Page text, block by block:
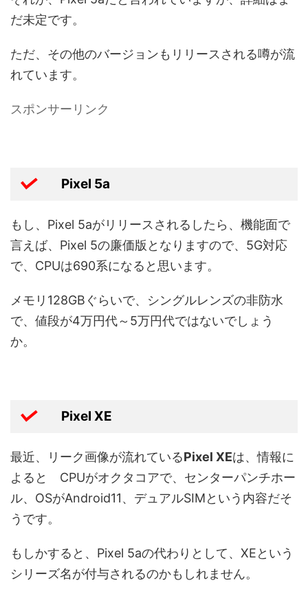
だ未定です。
ただ、その他のバージョンもリリースされる噂が流
れています。
スポンサーリンク
Pixel 5a
もし、Pixel 5aがリリースされるしたら、機能面で
言えば、Pixel 5の廉価版となりますので、5G対応
で、CPUは690系になると思います。
メモリ128GBぐらいで、シングルレンズの非防水
で、値段が4万円代～5万円代ではないでしょう
か。
Pixel XE
最近、リーク画像が流れているPixel XEは、情報に
よると CPUがオクタコアで、センターパンチホー
ル、OSがAndroid11、デュアルSIMという内容だそ
うです。
もしかすると、Pixel 5aの代わりとして、XEという
シリーズ名が付与されるのかもしれません。